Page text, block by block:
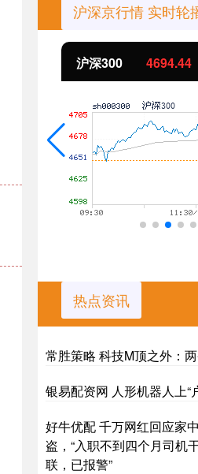
沪深京行情 实时轮
北证50 1134.24
热点资讯
常胜策略 科技M顶之外：
银易配资网 人形机器人上“
好牛优配 千万网红回应家
盗，“入职不到四个月司机
联，已报警”